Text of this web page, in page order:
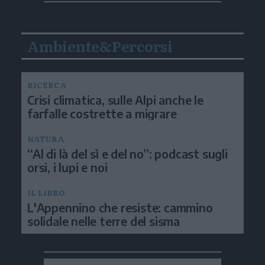
Ambiente&Percorsi
RICERCA
Crisi climatica, sulle Alpi anche le
farfalle costrette a migrare
NATURA
“Al di là del sì e del no”: podcast sugli
orsi, i lupi e noi
IL LIBRO
L'Appennino che resiste: cammino
solidale nelle terre del sisma